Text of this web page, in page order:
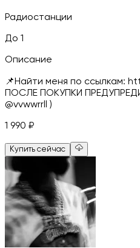
Радиостанции
До 1
Описание
📌Найти меня по ссылкам:
ПОСЛЕ ПОКУПКИ
@vvwwrrll )
1 990 ₽
Купить сейчас